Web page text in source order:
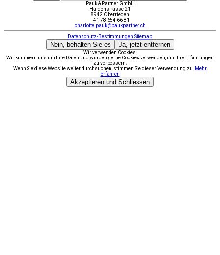
Pauk & Partner GmbH
Haldenstrasse 21
8942 Oberrieden
+41 78 654 66 81
charlotte.pauk@paukpartner.ch
Datenschutz-Bestimmungen Sitemap
Nein, behalten Sie es Ja, jetzt entfernen
Wir verwenden Cookies.
Wir kümmern uns um Ihre Daten und würden gerne Cookies verwenden, um Ihre Erfahrungen
zu verbessern.
Wenn Sie diese Website weiter durchsuchen, stimmen Sie dieser Verwendung zu.
Mehr
erfahren
Akzeptieren und Schliessen